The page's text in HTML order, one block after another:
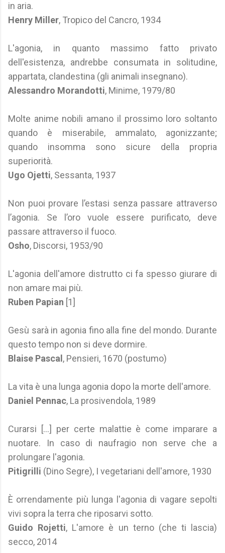
in aria.
Henry Miller, Tropico del Cancro, 1934
L'agonia, in quanto massimo fatto privato
dell'esistenza, andrebbe consumata in solitudine,
appartata, clandestina (gli animali insegnano).
Alessandro Morandotti, Minime, 1979/80
Molte anime nobili amano il prossimo loro soltanto
quando è miserabile, ammalato, agonizzante;
quando insomma sono sicure della propria
superiorità.
Ugo Ojetti, Sessanta, 1937
Non puoi provare l’estasi senza passare attraverso
l’agonia. Se l’oro vuole essere purificato, deve
passare attraverso il fuoco.
Osho, Discorsi, 1953/90
L'agonia dell'amore distrutto ci fa spesso giurare di
non amare mai più.
Ruben Papian [1]
Gesù sarà in agonia fino alla fine del mondo. Durante
questo tempo non si deve dormire.
Blaise Pascal , Pensieri, 1670 (postumo)
La vita è una lunga agonia dopo la morte dell'amore.
Daniel Pennac, La prosivendola, 1989
Curarsi [...] per certe malattie è come imparare a
nuotare. In caso di naufragio non serve che a
prolungare l'agonia.
Pitigrilli (Dino Segre), I vegetariani dell'amore, 1930
È orrendamente più lunga l'agonia di vagare sepolti
vivi sopra la terra che riposarvi sotto.
Guido Rojetti, L'amore è un terno (che ti lascia)
secco, 2014